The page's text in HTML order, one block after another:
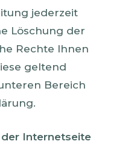
jederzeit
Löschung der
Rechte Ihnen
geltend
Bereich
Internetseite